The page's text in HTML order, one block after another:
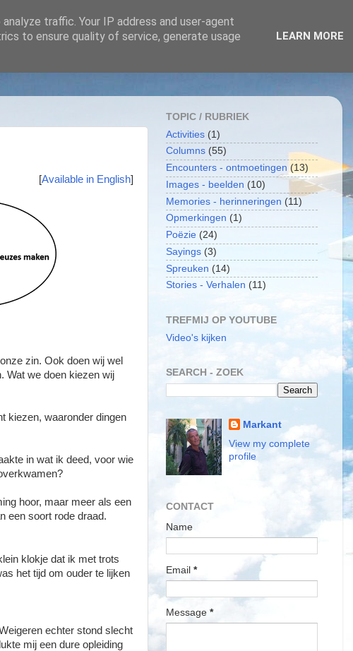
[Available in English]
zin. Ook doen wij wel
Wat we doen kiezen wij
kiezen, waaronder dingen
in wat ik deed, voor wie
hoor, maar meer als een
een soort rode draad.
klokje dat ik met trots
het tijd om ouder te lijken
echter stond slecht
mij een dure opleiding
TOPIC / RUBRIEK
Activities (1)
Columns (55)
Encounters - ontmoetingen (13)
Images - beelden (10)
Memories - herinneringen (11)
Opmerkingen (1)
Poëzie (24)
Sayings (3)
Spreuken (14)
Stories - Verhalen (11)
TREFMIJ OP YOUTUBE
Video's kijken
SEARCH - ZOEK
Markant
View my complete
profile
CONTACT
Name
Email *
Message *
traffic. Your IP address and user-agent
to ensure quality of service, generate usage
LEARN MORE